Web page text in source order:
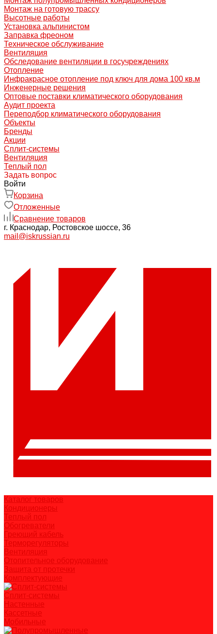
Монтаж на готовую трассу
Высотные работы
Установка альпинистом
Заправка фреоном
Техническое обслуживание
Вентиляция
Обследование вентиляции в госучреждениях
Отопление
Инфракрасное отопление под ключ для дома 100 кв.м
Инженерные решения
Оптовые поставки климатического оборудования
Аудит проекта
Переподбор климатического оборудования
Объекты
Бренды
Акции
Сплит-системы
Вентиляция
Теплый пол
Задать вопрос
Войти
Корзина
Отложенные
Сравнение товаров
г. Краснодар, Ростовское шоссе, 36
mail@iskrussian.ru
Каталог товаров
Кондиционеры
Теплый пол
Обогреватели
Греющий кабель
Терморегуляторы
Вентиляция
Отопительное оборудование
Защита от протечки
Комплектующие
Сплит-системы
Настенные
Кассетные
Мобильные